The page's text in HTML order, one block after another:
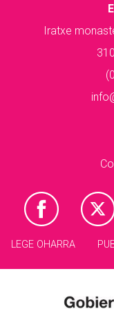
Iratxe
LEGE OHARRA